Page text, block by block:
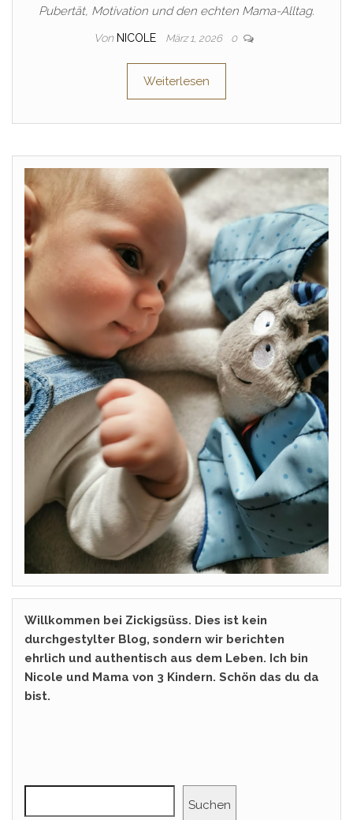
Pubertät, Motivation und den echten Mama-Alltag.
Von NICOLE März 1, 2026 0
Weiterlesen
Willkommen bei Zickigsüss. Dies ist kein
durchgestylter Blog, sondern wir berichten
ehrlich und authentisch aus dem Leben. Ich bin
Nicole und Mama von 3 Kindern. Schön das du da
bist.
Suchen